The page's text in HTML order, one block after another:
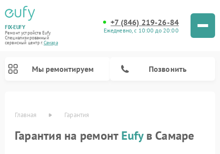
FIX-EUFY
Ремонт устройств Eufy
Специализированный
cервисный центр г.Самара
+7 (846) 219-26-84
Ежедневно, с 10:00 до 20:00
Мы ремонтируем Позвонить
Главная Гарантия
Гарантия на ремонт Eufyв Самаре